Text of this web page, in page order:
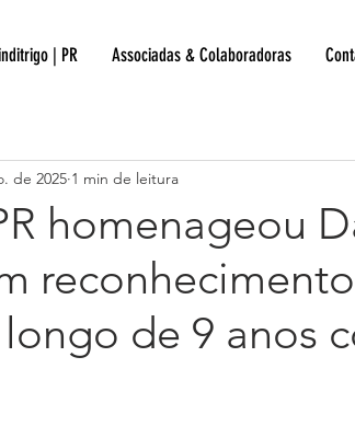
| PR Associadas & Colaboradoras
homenageou
de 9 anos
de 2025 1 min de leitura